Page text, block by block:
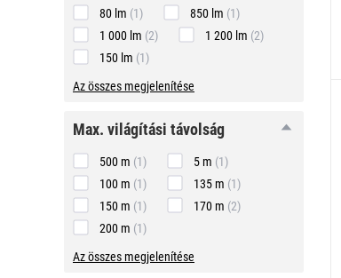
80 lm (1) 850 lm (1)
1 000 lm (2) 1 200 lm (2)
150 lm (1)
Az összes megjelenítése
max.
távolság
max. világítási távolság
500 m (1) 5 m (1)
100 m (1) 135 m (1)
150 m (1) 170 m (2)
200 m (1)
Az összes megjelenítése